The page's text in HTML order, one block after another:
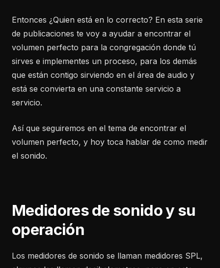
Entonces ¿Quien está en lo correcto? En esta serie
de publicaciones te voy a ayudar a encontrar el
volumen perfecto para la congregación donde tú
sirves e implementes un proceso, para los demás
que están contigo sirviendo en el área de audio y
está se convierta en una constante servicio a
servicio.
Así que seguiremos en el tema de encontrar el
volumen perfecto, y hoy toca hablar de como medir
el sonido.
Medidores de sonido y su
operación
Los medidores de sonido se llaman medidores SPL,